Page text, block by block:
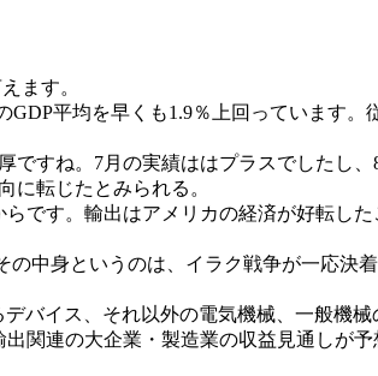
ます。
平均を早くも1.9％上回っています。
すね。7月の実績ははプラスでしたし
に転じたとみられる。
です。輸出はアメリカの経済が好転し
中身というのは、イラク戦争が一応決
バイス、それ以外の電気機械、一般機械
関連の大企業・製造業の収益見通しが